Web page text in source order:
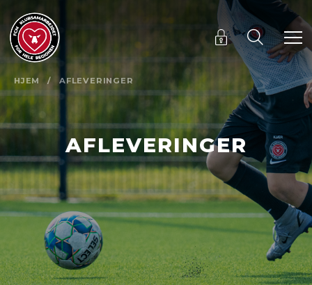
HJEM / AFLEVERINGER
AFLEVERINGER